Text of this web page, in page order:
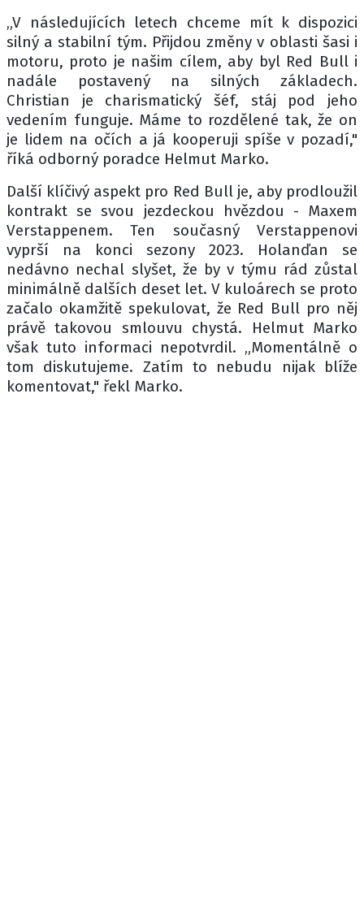
„V následujících letech chceme mít k dispozici
silný a stabilní tým. Přijdou změny v oblasti šasi i
motoru, proto je našim cílem, aby byl Red Bull i
nadále postavený na silných základech.
Christian je charismatický šéf, stáj pod jeho
vedením funguje. Máme to rozdělené tak, že on
je lidem na očích a já kooperuji spíše v pozadí,"
říká odborný poradce Helmut Marko.
Další klíčivý aspekt pro Red Bull je, aby prodloužil
kontrakt se svou jezdeckou hvězdou - Maxem
Verstappenem. Ten současný Verstappenovi
vyprší na konci sezony 2023. Holanďan se
nedávno nechal slyšet, že by v týmu rád zůstal
minimálně dalších deset let. V kuloárech se proto
začalo okamžitě spekulovat, že Red Bull pro něj
právě takovou smlouvu chystá. Helmut Marko
však tuto informaci nepotvrdil. „Momentálně o
tom diskutujeme. Zatím to nebudu nijak blíže
komentovat," řekl Marko.